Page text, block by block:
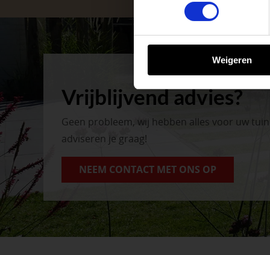
Weigeren
Vrijblijvend advies?
Geen probleem, wij hebben alles voor uw
adviseren je graag!
NEEM CONTACT MET ONS OP
tuinproject.
BEKIJK ONZE